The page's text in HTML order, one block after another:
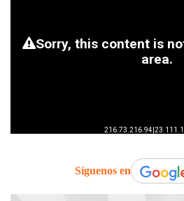
Síguenos en